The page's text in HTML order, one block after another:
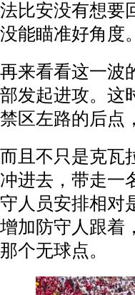
法比安没有想要
没能瞄准好角度。
再来看看这一波
部发起进攻。这
禁区左路的后点
而且不只是克瓦
冲进去，带走一
守人员安排相对
增加防守人跟着
那个无球点。